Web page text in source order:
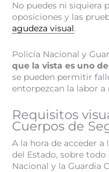
No puedes ni siquiera
oposiciones y las
agudeza visual.
Policía Nacional y
que la vista es uno
se pueden permitir
entorpezcan la labor a
Requisitos
Cuerpos de
A la hora de acceder a
del Estado, sobre
Nacional y la Guardia